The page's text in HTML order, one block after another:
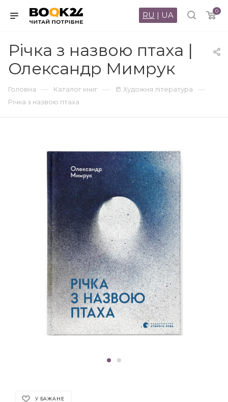
0
RU | UA
Річка з назвою птаха |
Олександр Мимрук
Головна — Каталог книг — 📒 Художня література —
Річка з назвою птаха
У БАЖАНЕ